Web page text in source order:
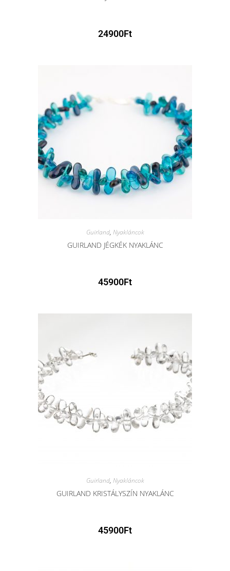
24900Ft
Guirland, Nyakláncok
GUIRLAND JÉGKÉK NYAKLÁNC
45900Ft
Guirland, Nyakláncok
GUIRLAND KRISTÁLYSZÍN NYAKLÁNC
45900Ft